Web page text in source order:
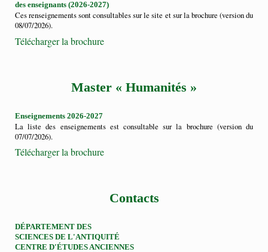
des enseignants (2026-2027)
Ces renseignements sont consultables sur le site et sur la brochure (version du
08/07/2026).
Télécharger la brochure
Master « Humanités »
Enseignements 2026-2027
La liste des enseignements est consultable sur la brochure (version du
07/07/2026).
Télécharger la brochure
Contacts
DÉPARTEMENT DES
SCIENCES DE L'ANTIQUITÉ
CENTRE D'ÉTUDES ANCIENNES